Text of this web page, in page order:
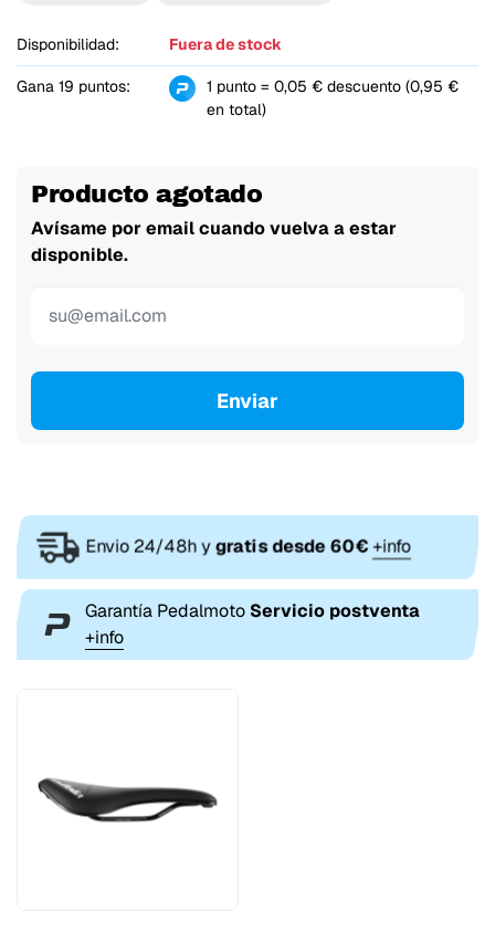
Disponibilidad: Fuera de stock
Gana 19 puntos:
1 punto = 0,05 € descuento (0,95 €
en total)
Producto agotado
Avísame por email cuando vuelva a estar
disponible.
Enviar
Envio 24/48h ygratis desde 60€+info
Garantía Pedalmoto Servicio postventa
+info